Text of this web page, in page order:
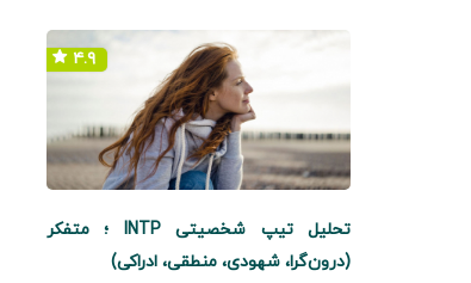
۴.۹
تحلیل تیپ شخصیتی INTP ؛ متفکر
(درون‌گرا، شهودی، منطقی، ادراکی)